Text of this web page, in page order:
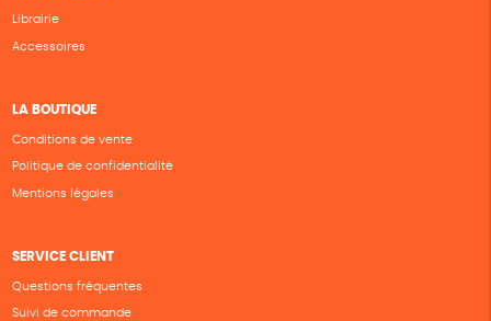
Librairie
Accessoires
LA BOUTIQUE
Conditions de vente
Politique de confidentialité
Mentions légales
SERVICE CLIENT
Questions fréquentes
Suivi de commande